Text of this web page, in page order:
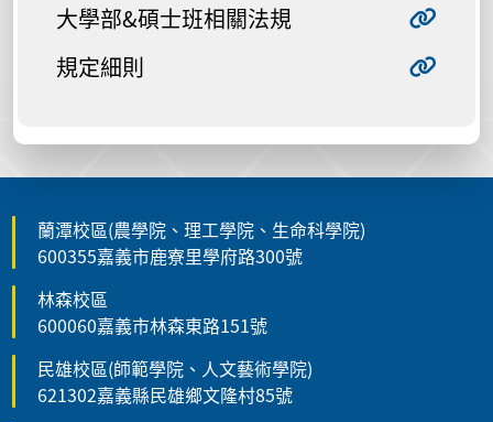
大學部&碩士班相關法規
規定細則
蘭潭校區(農學院、理工學院、生命科學院)
600355嘉義市鹿寮里學府路300號
林森校區
600060嘉義市林森東路151號
民雄校區(師範學院、人文藝術學院)
621302嘉義縣民雄鄉文隆村85號